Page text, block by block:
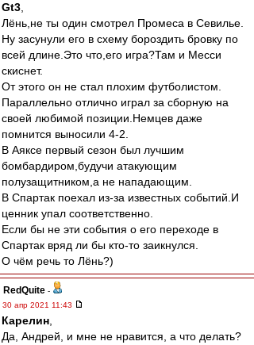
Gt3
Лёнь,не ты один смотрел Промеса в Севилье.
Ну засунули его в схему бороздить бровку по
всей длине.Это что,его игра?Там и Месси
скиснет.
От этого он не стал плохим футболистом.
Параллельно отлично играл за сборную на
своей любимой позиции.Немцев даже
помнится выносили 4-2.
В Аяксе первый сезон был лучшим
бомбардиром,будучи атакующим
полузащитником,а не нападающим.
В Спартак поехал из-за известных событий.И
ценник упал соответственно.
Если бы не эти события о его переходе в
Спартак вряд ли бы кто-то заикнулся.
О чём речь то Лёнь?)
RedQuite -
30 апр 2021 11:43
Карелин
Да, Андрей, и мне не нравится, а что делать?